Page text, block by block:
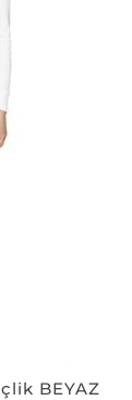
BEYAZ